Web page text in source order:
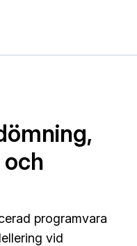
programvara
vid